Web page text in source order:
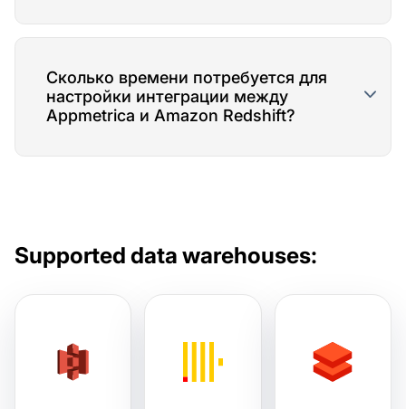
Сколько времени потребуется для
настройки интеграции между
Appmetrica и Amazon Redshift?
Supported data warehouses: